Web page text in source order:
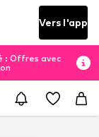
Vers l'app
: Offres avec